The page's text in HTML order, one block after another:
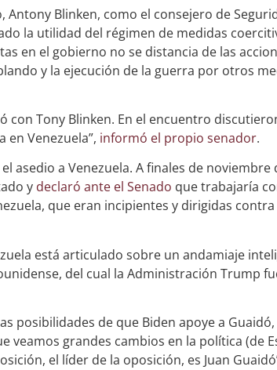
Blinken, como el consejero de
la utilidad del régimen de medidas
en el gobierno no se distancia de las
y la ejecución de la guerra por otros
Tony Blinken. En el encuentro
Venezuela”, informó el propio senador.
a Venezuela. A finales de noviembre
y declaró ante el Senado que trabajaría
que eran incipientes y dirigidas
está articulado sobre un andamiaje
del cual la Administración Trump
posibilidades de que Biden apoye a
veamos grandes cambios en la política (de
el líder de la oposición, es Juan